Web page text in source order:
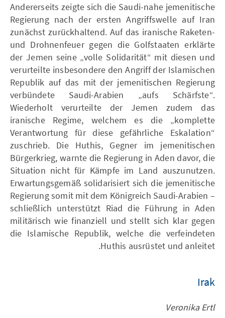
Andererseits zeigte sich die Saudi-nahe jemenitische
Regierung nach der ersten Angriffswelle auf Iran
zunächst zurückhaltend. Auf das iranische Raketen-
und Drohnenfeuer gegen die Golfstaaten erklärte
der Jemen seine „volle Solidarität“ mit diesen und
verurteilte insbesondere den Angriff der Islamischen
Republik auf das mit der jemenitischen Regierung
verbündete Saudi-Arabien „aufs Schärfste“.
Wiederholt verurteilte der Jemen zudem das
iranische Regime, welchem es die „komplette
Verantwortung für diese gefährliche Eskalation“
zuschrieb. Die Huthis, Gegner im jemenitischen
Bürgerkrieg, warnte die Regierung in Aden davor, die
Situation nicht für Kämpfe im Land auszunutzen.
Erwartungsgemäß solidarisiert sich die jemenitische
Regierung somit mit dem Königreich Saudi-Arabien –
schließlich unterstützt Riad die Führung in Aden
militärisch wie finanziell und stellt sich klar gegen
die Islamische Republik, welche die verfeindeten
Huthis ausrüstet und anleitet.
Irak
Veronika Ertl